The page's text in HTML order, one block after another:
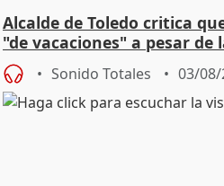
Alcalde de Toledo critica
"de vacaciones" a pesar
Sonido Totales 03/08/